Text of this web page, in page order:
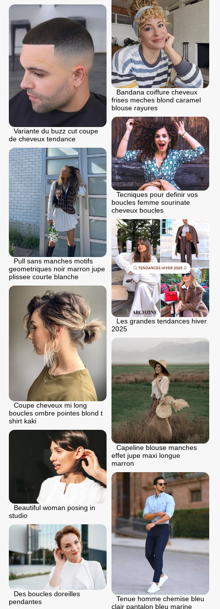
Bandana coiffure cheveux
frises meches blond caramel
blouse rayures
Variante du buzz cut coupe
de cheveux tendance
Tecniques pour definir vos
boucles femme sourinate
cheveux boucles
Pull sans manches motifs
geometriques noir marron jupe
plissee courte blanche
Les grandes tendances hiver
2025
Coupe cheveux mi long
boucles ombre pointes blond t
shirt kaki
Capeline blouse manches
effet jupe maxi longue
marron
Beautiful woman posing in
studio
Tenue homme chemise bleu
clair pantalon bleu marine
Des boucles doreilles
pendantes